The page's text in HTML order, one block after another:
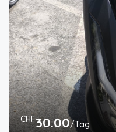
CHF30.00/Tag